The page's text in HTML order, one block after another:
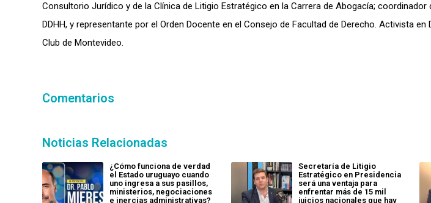
Consultorio Jurídico y de la Clínica de Litigio Estratégico en la Carrera de Abogacía;
DDHH, y representante por el Orden Docente en el Consejo de Facultad de Derecho. Activista
Club de Montevideo.
Comentarios
Noticias Relacionadas
¿Cómo funciona de verdad
el Estado uruguayo cuando
uno ingresa a sus pasillos,
ministerios, negociaciones
e inercias administrativas?
Secretaría de Litigio
Estratégico en Presidencia
será una ventaja para
enfrentar más de 15 mil
juicios nacionales que hay